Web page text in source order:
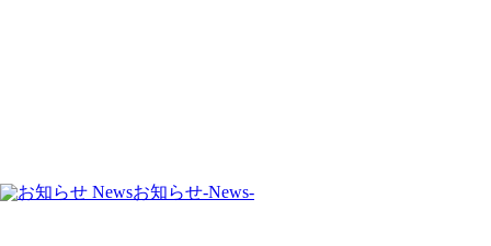
お知らせ-News-